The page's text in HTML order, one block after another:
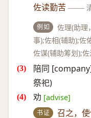
佐读勤苦 ——
例如
佐理(助理
事);佐相(辅助);佐
佐谋(辅助筹划);
陪同
祭祀)
劝 [advise]
书证 召之，